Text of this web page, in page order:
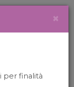
×
per finalità